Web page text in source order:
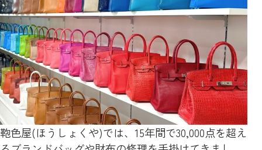
鞄色屋(ほうしょくや)では、15年間で30,000点を超え